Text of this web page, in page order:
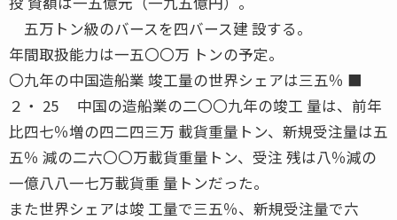
五万トン級のバースを四バース建 設する。
年間取扱能力は一五〇〇万 トンの予定。
〇九年の中国造船業 竣工量の世界シェアは三五％ ■
２・ 25 中国の造船業の二〇〇九年の竣工 量は、前年
比四七％増の四二四三万 載貨重量トン、新規受注量は五
五％ 減の二六〇〇万載貨重量トン、受注 残は八％減の
一億八八一七万載貨重 量トンだった。
また世界シェアは竣 工量で三五％、新規受注量で六